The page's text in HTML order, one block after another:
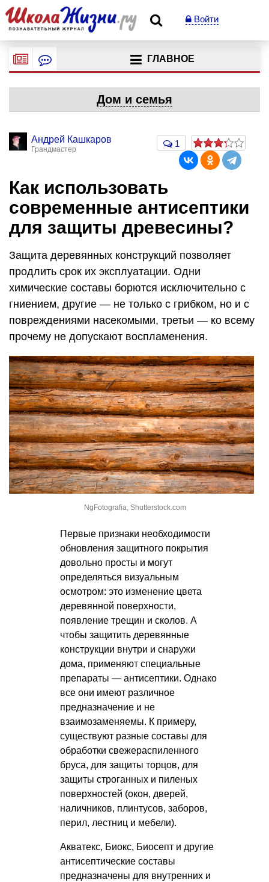
Войти
ГЛАВНОЕ
Дом и семья
Андрей Кашкаров
Грандмастер
1
Как использовать
современные антисептики
для защиты древесины?
Защита деревянных конструкций позволяет
продлить срок их эксплуатации. Одни
химические составы борются исключительно с
гниением, другие — не только с грибком, но и с
повреждениями насекомыми, третьи — ко всему
прочему не допускают воспламенения.
NgFotografia, Shutterstock.com
Первые признаки необходимости
обновления защитного покрытия
довольно просты и могут
определяться визуальным
осмотром: это изменение цвета
деревянной поверхности,
появление трещин и сколов. А
чтобы защитить деревянные
конструкции внутри и снаружи
дома, применяют специальные
препараты — антисептики. Однако
все они имеют различное
предназначение и не
взаимозаменяемы. К примеру,
существуют разные составы для
обработки свежераспиленного
бруса, для защиты торцов, для
защиты строганных и пиленых
поверхностей (окон, дверей,
наличников, плинтусов, заборов,
перил, лестниц и мебели).
Акватекс, Биокс, Биосепт и другие
антисептические составы
предназначены для внутренних и